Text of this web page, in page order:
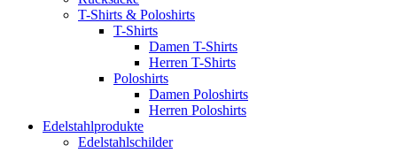
T-Shirts & Poloshirts
T-Shirts
Damen T-Shirts
Herren T-Shirts
Poloshirts
Damen Poloshirts
Herren Poloshirts
Edelstahlprodukte
Edelstahlschilder